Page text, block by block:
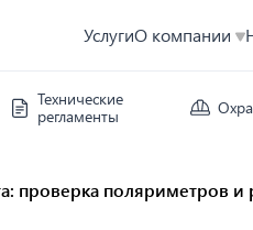
УслугиО компании
Технические
регламенты
проверка поляриметров